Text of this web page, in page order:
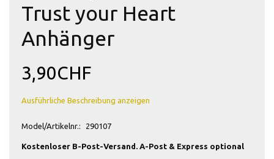
Trust your Heart
Anhänger
3,90CHF
Ausführliche Beschreibung anzeigen
Model/Artikelnr.: 290107
Kostenloser B-Post-Versand. A-Post & Express optional